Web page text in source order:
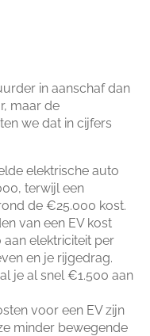
in aanschaf dan
maar de
we dat in cijfers
elektrische auto
terwijl een
de €25.000 kost.
van een EV kost
elektriciteit per
en je rijgedrag.
je al snel €1.500 aan
voor een EV zijn
minder bewegende